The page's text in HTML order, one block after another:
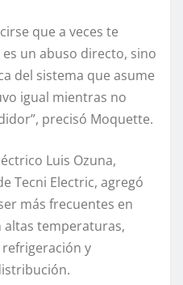
que a veces te
un abuso directo, sino
del sistema que asume
igual mientras no
precisó Moquette.
Luis Ozuna,
Tecni Electric, agregó
más frecuentes en
altas temperaturas,
y